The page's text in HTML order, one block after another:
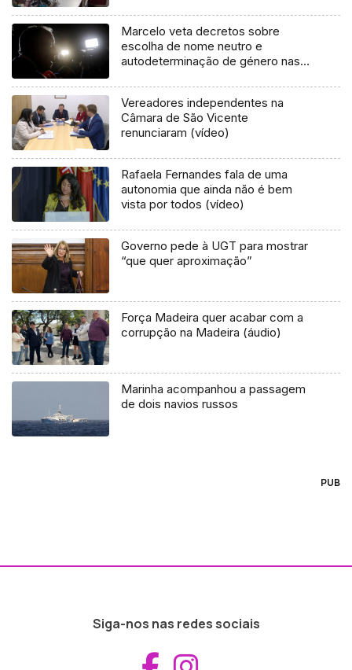
Marcelo veta decretos sobre
escolha de nome neutro e
autodeterminação de género nas
Vereadores independentes na
Câmara de São Vicente
renunciaram (vídeo)
Rafaela Fernandes fala de uma
autonomia que ainda não é bem
vista por todos (vídeo)
Governo pede à UGT para mostrar
“que quer aproximação”
Força Madeira quer acabar com a
corrupção na Madeira (áudio)
Marinha acompanhou a passagem
de dois navios russos
PUB
Siga-nos nas redes sociais